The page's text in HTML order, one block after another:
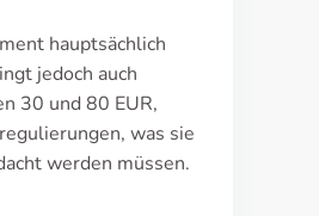
hauptsächlich
jedoch auch
30 und 80 EUR,
was sie
werden müssen.